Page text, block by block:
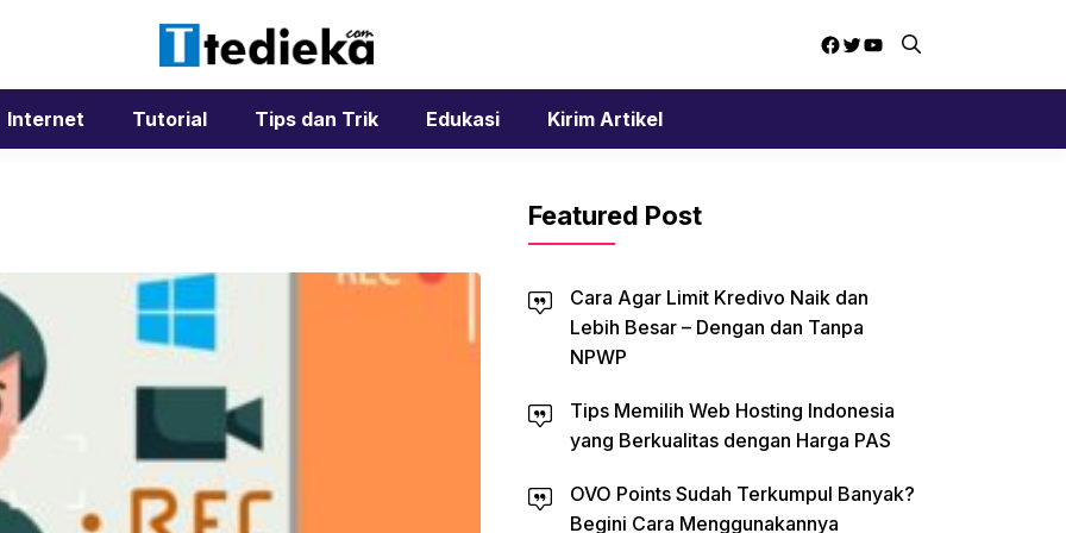
Facebook
Twitter
YouTube
Internet Tutorial Tips dan Trik Edukasi Kirim Artikel
Featured Post
Cara Agar Limit Kredivo Naik dan
Lebih Besar – Dengan dan Tanpa
NPWP
Tips Memilih Web Hosting Indonesia
yang Berkualitas dengan Harga PAS
OVO Points Sudah Terkumpul Banyak?
Begini Cara Menggunakannya